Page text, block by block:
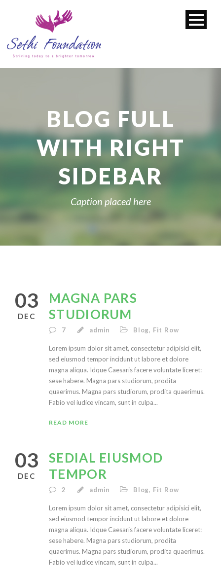
BLOG FULL
WITH RIGHT
SIDEBAR
Caption placed here
03
DEC
MAGNA PARS
STUDIORUM
7 admin Blog, Fit Row
Lorem ipsum dolor sit amet, consectetur adipisici elit,
sed eiusmod tempor incidunt ut labore et dolore
magna aliqua. Idque Caesaris facere voluntate liceret:
sese habere. Magna pars studiorum, prodita
quaerimus. Magna pars studiorum, prodita quaerimus.
Fabio vel iudice vincam, sunt in culpa...
READ MORE
03
DEC
SEDIAL EIUSMOD
TEMPOR
2 admin Blog, Fit Row
Lorem ipsum dolor sit amet, consectetur adipisici elit,
sed eiusmod tempor incidunt ut labore et dolore
magna aliqua. Idque Caesaris facere voluntate liceret:
sese habere. Magna pars studiorum, prodita
quaerimus. Magna pars studiorum, prodita quaerimus.
Fabio vel iudice vincam, sunt in culpa...